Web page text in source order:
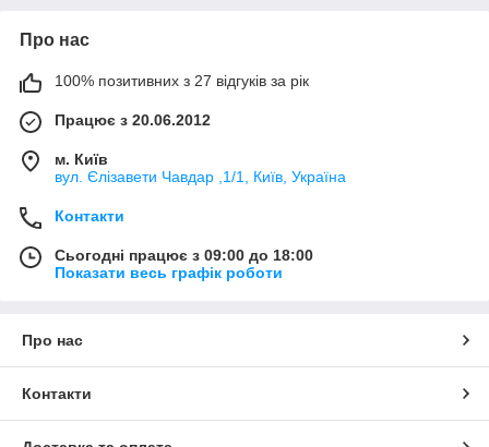
Про нас
100% позитивних з 27 відгуків за рік
Працює з 20.06.2012
м. Київ
вул. Єлізавети Чавдар ,1/1, Київ, Україна
Контакти
Сьогодні працює з 09:00 до 18:00
Показати весь графік роботи
Про нас
Контакти